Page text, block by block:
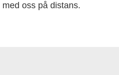
oss på distans.